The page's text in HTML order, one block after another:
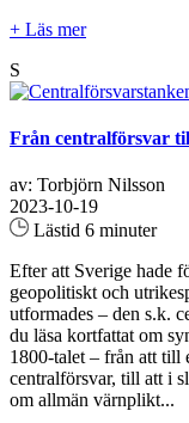
+ Läs mer
S
Från centralförsvar
av: Torbjörn Nilsson
2023-10-19
Lästid 6 minuter
Efter att Sverige hade
geopolitiskt och
utformades – den s.k.
du läsa kortfattat om
1800-talet – från att till
centralförsvar, till att i
om allmän värnplikt...